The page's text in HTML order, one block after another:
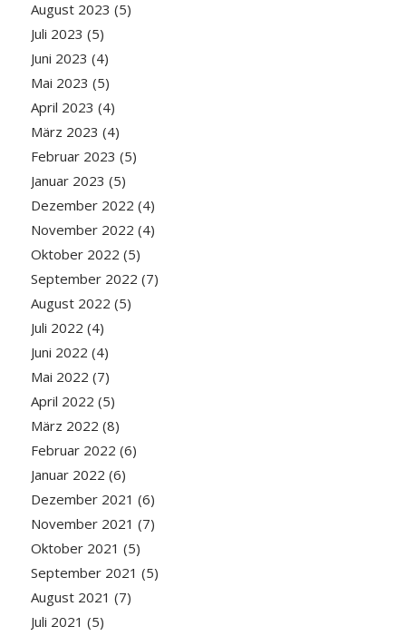
August 2023 (5)
Juli 2023 (5)
Juni 2023 (4)
Mai 2023 (5)
April 2023 (4)
März 2023 (4)
Februar 2023 (5)
Januar 2023 (5)
Dezember 2022 (4)
November 2022 (4)
Oktober 2022 (5)
September 2022 (7)
August 2022 (5)
Juli 2022 (4)
Juni 2022 (4)
Mai 2022 (7)
April 2022 (5)
März 2022 (8)
Februar 2022 (6)
Januar 2022 (6)
Dezember 2021 (6)
November 2021 (7)
Oktober 2021 (5)
September 2021 (5)
August 2021 (7)
Juli 2021 (5)